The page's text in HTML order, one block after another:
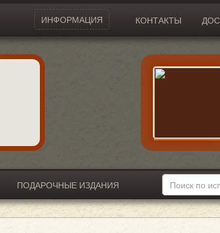
ИНФОРМАЦИЯ КОНТАКТЫ
ПОДАРОЧНЫЕ ИЗДАНИЯ